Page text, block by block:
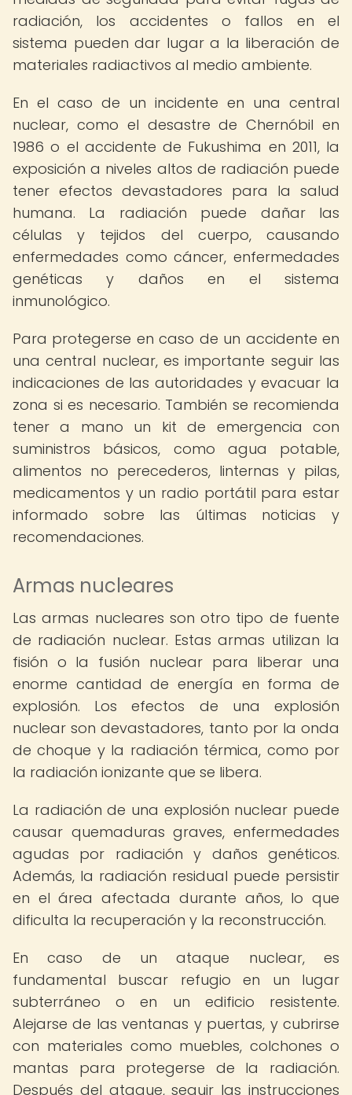
radiación, los accidentes o fallos en el
sistema pueden dar lugar a la liberación de
materiales radiactivos al medio ambiente.
En el caso de un incidente en una central
nuclear, como el desastre de Chernóbil en
1986 o el accidente de Fukushima en 2011, la
exposición a niveles altos de radiación puede
tener efectos devastadores para la salud
humana. La radiación puede dañar las
células y tejidos del cuerpo, causando
enfermedades como cáncer, enfermedades
genéticas y daños en el sistema
inmunológico.
Para protegerse en caso de un accidente en
una central nuclear, es importante seguir las
indicaciones de las autoridades y evacuar la
zona si es necesario. También se recomienda
tener a mano un kit de emergencia con
suministros básicos, como agua potable,
alimentos no perecederos, linternas y pilas,
medicamentos y un radio portátil para estar
informado sobre las últimas noticias y
recomendaciones.
Armas nucleares
Las armas nucleares son otro tipo de fuente
de radiación nuclear. Estas armas utilizan la
fisión o la fusión nuclear para liberar una
enorme cantidad de energía en forma de
explosión. Los efectos de una explosión
nuclear son devastadores, tanto por la onda
de choque y la radiación térmica, como por
la radiación ionizante que se libera.
La radiación de una explosión nuclear puede
causar quemaduras graves, enfermedades
agudas por radiación y daños genéticos.
Además, la radiación residual puede persistir
en el área afectada durante años, lo que
dificulta la recuperación y la reconstrucción.
En caso de un ataque nuclear, es
fundamental buscar refugio en un lugar
subterráneo o en un edificio resistente.
Alejarse de las ventanas y puertas, y cubrirse
con materiales como muebles, colchones o
mantas para protegerse de la radiación.
Después del ataque, seguir las instrucciones